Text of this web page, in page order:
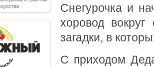
Снегурочка и
хоровод
загадки, в
С приходом